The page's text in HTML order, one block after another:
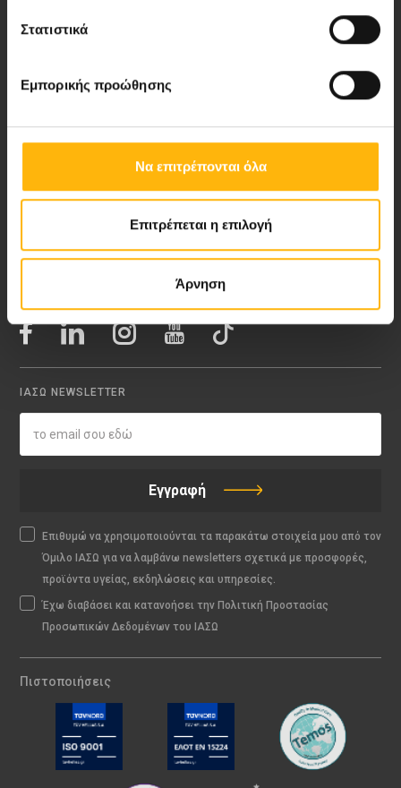
Στατιστικά
Εμπορικής προώθησης
Να επιτρέπονται όλα
Επιτρέπεται η επιλογή
Άρνηση
Video Gallery
My Life Magazine
ΙΑΣΩ NEWSLETTER
Εγγραφή
Επιθυμώ να χρησιμοποιούνται τα παρακάτω στοιχεία μου από τον
Όμιλο ΙΑΣΩ για να λαμβάνω newsletters σχετικά με προσφορές,
προϊόντα υγείας, εκδηλώσεις και υπηρεσίες.
Έχω διαβάσει και κατανοήσει την Πολιτική Προστασίας
Προσωπικών Δεδομένων του ΙΑΣΩ
Πιστοποιήσεις